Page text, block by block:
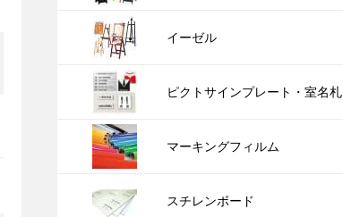
イーゼル
ピクトサインプレート・室名札
マーキングフィルム
スチレンボード